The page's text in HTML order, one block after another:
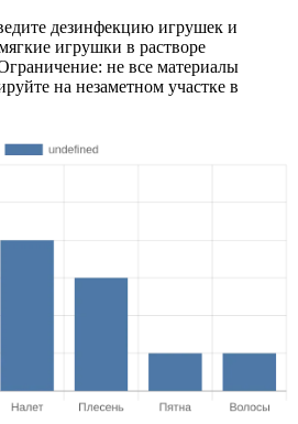
дезинфекцию игрушек и
игрушки в растворе
не все материалы
на незаметном участке в